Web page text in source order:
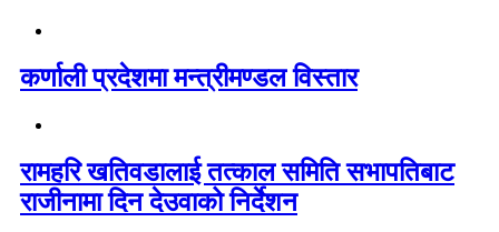
कर्णाली प्रदेशमा मन्त्रीमण्डल विस्तार
रामहरि खतिवडालाई तत्काल समिति सभापतिबाट
राजीनामा दिन देउवाको निर्देशन